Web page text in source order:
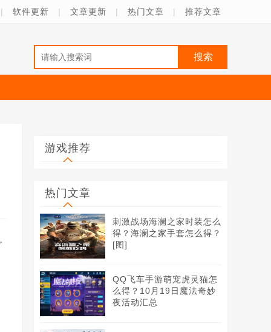
| 软件更新 | 文章更新 | 热门文章 | 推荐文章
游戏推荐
热门文章
刺激战场海澜之家时装怎么
得？海澜之家手套怎么得？
[图]
QQ飞车手游萌宠虎灵猫怎
么得？10月19日魔法奇妙
夜活动汇总